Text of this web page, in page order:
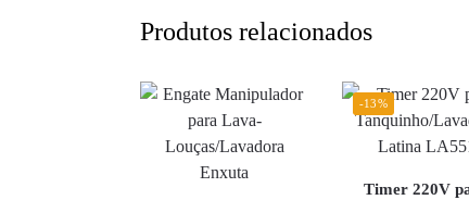
Produtos relacionados
-13%
Timer 220V